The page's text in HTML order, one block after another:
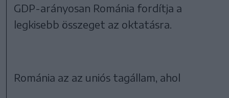
GDP-arányosan Románia fordítja a
legkisebb összeget az oktatásra.
Románia az az uniós tagállam, ahol